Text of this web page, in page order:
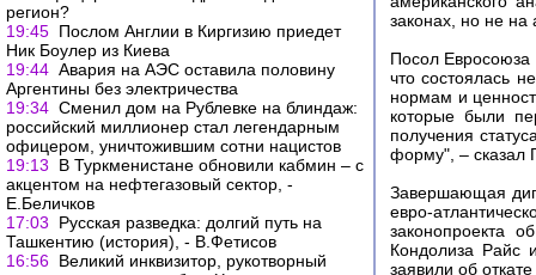
регион?
19:45 Послом Англии в Киргизию приедет
Ник Боулер из Киева
19:44 Авария на АЭС оставила половину
Аргентины без электричества
19:34 Сменил дом на Рублевке на блиндаж:
российский миллионер стал легендарным
офицером, уничтожившим сотни нацистов
19:13
В Туркменистане обновили кабмин – с
акцентом на нефтегазовый сектор, -
Е.Беличков
17:03
Русская разведка: долгий путь на
Ташкентию (история), - В.Фетисов
16:56 Великий инквизитор, рукотворный
законах, но не
Посол Евросоюза
что состоялась
нормам и
которые были
получения
форму", – сказал
Завершающая
евро-
законопроекта
Кондолиза Райс
заявили об